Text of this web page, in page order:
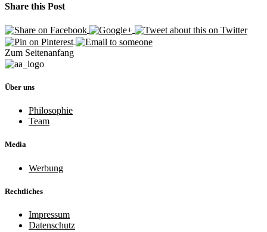
Share this Post
Zum Seitenanfang
Über uns
Philosophie
Team
Media
Werbung
Rechtliches
Impressum
Datenschutz